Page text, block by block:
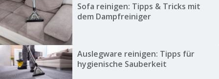
Sofa reinigen: Tipps & Tricks mit
dem Dampfreiniger
Auslegware reinigen: Tipps für
hygienische Sauberkeit